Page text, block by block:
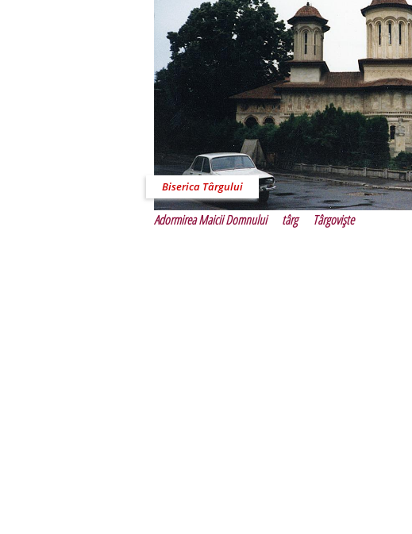
Biserica Târgului
Adormirea Maicii Domnului târg Târgovişte